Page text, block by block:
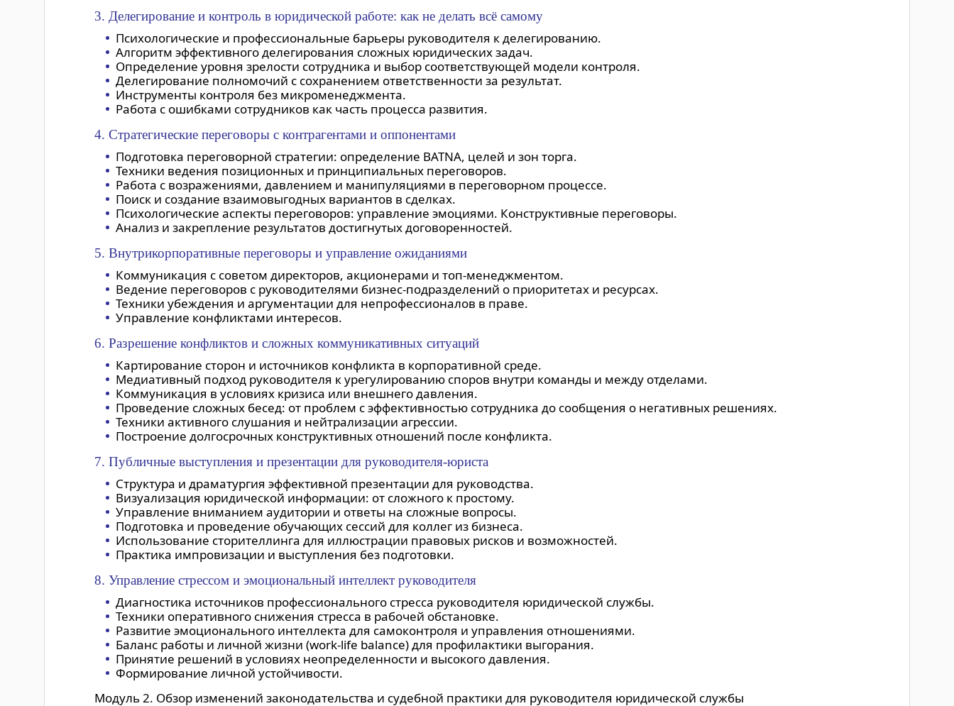
3. Делегирование и контроль в юридической работе: как не делать всё самому
Психологические и профессиональные барьеры руководителя к делегированию.
Алгоритм эффективного делегирования сложных юридических задач.
Определение уровня зрелости сотрудника и выбор соответствующей модели контроля.
Делегирование полномочий с сохранением ответственности за результат.
Инструменты контроля без микроменеджмента.
Работа с ошибками сотрудников как часть процесса развития.
4. Стратегические переговоры с контрагентами и оппонентами
Подготовка переговорной стратегии: определение BATNA, целей и зон торга.
Техники ведения позиционных и принципиальных переговоров.
Работа с возражениями, давлением и манипуляциями в переговорном процессе.
Поиск и создание взаимовыгодных вариантов в сделках.
Психологические аспекты переговоров: управление эмоциями. Конструктивные переговоры.
Анализ и закрепление результатов достигнутых договоренностей.
5. Внутрикорпоративные переговоры и управление ожиданиями
Коммуникация с советом директоров, акционерами и топ-менеджментом.
Ведение переговоров с руководителями бизнес-подразделений о приоритетах и ресурсах.
Техники убеждения и аргументации для непрофессионалов в праве.
Управление конфликтами интересов.
6. Разрешение конфликтов и сложных коммуникативных ситуаций
Картирование сторон и источников конфликта в корпоративной среде.
Медиативный подход руководителя к урегулированию споров внутри команды и между отделами.
Коммуникация в условиях кризиса или внешнего давления.
Проведение сложных бесед: от проблем с эффективностью сотрудника до сообщения о негативных решениях.
Техники активного слушания и нейтрализации агрессии.
Построение долгосрочных конструктивных отношений после конфликта.
7. Публичные выступления и презентации для руководителя-юриста
Структура и драматургия эффективной презентации для руководства.
Визуализация юридической информации: от сложного к простому.
Управление вниманием аудитории и ответы на сложные вопросы.
Подготовка и проведение обучающих сессий для коллег из бизнеса.
Использование сторителлинга для иллюстрации правовых рисков и возможностей.
Практика импровизации и выступления без подготовки.
8. Управление стрессом и эмоциональный интеллект руководителя
Диагностика источников профессионального стресса руководителя юридической службы.
Техники оперативного снижения стресса в рабочей обстановке.
Развитие эмоционального интеллекта для самоконтроля и управления отношениями.
Баланс работы и личной жизни (work-life balance) для профилактики выгорания.
Принятие решений в условиях неопределенности и высокого давления.
Формирование личной устойчивости.
Модуль 2. Обзор изменений законодательства и судебной практики для руководителя юридической службы